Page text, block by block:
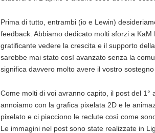
Prima di tutto, entrambi (io e Lewin)
feedback. Abbiamo dedicato molti sforzi a
gratificante vedere la crescita e il supporto
sarebbe mai stato così avanzato senza la
significa davvero molto avere il vostro
Come molti di voi avranno capito, il post del 1°
annoiamo con la grafica pixelata 2D e le
pixelato e ci piacciono le reclute così come
Le immagini nel post sono state realizzate in